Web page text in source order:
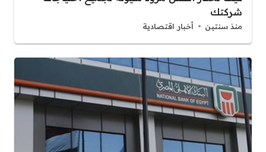
شركتك
منذ سنتين أخبار اقتصادية